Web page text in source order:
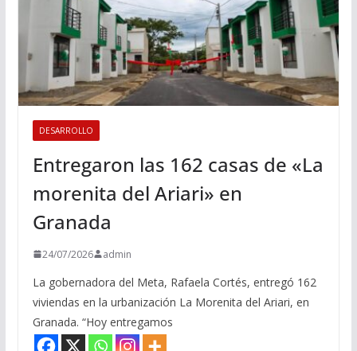
DESARROLLO
Entregaron las 162 casas de «La
morenita del Ariari» en
Granada
24/07/2026 admin
La gobernadora del Meta, Rafaela Cortés, entregó 162
viviendas en la urbanización La Morenita del Ariari, en
Granada. “Hoy entregamos